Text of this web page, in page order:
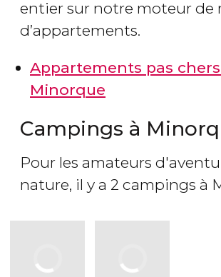
entier sur notre moteur de
d’appartements.
Appartements pas
Minorque
Campings à
Pour les amateurs
nature, il y a 2 campings à